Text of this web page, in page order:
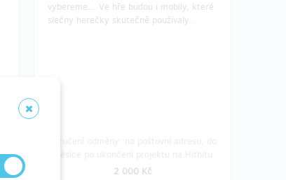
vybereme... Ve hře budou i mobily, které
slečny herečky skutečně používaly…
2 000 Kč